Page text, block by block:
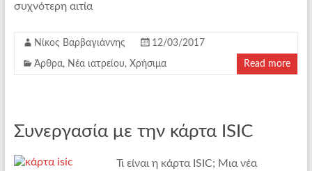
συχνότερη αιτία
Νίκος Βαρβαγιάννης 12/03/2017
Άρθρα, Νέα ιατρείου, Χρήσιμα Read more
Συνεργασία με την κάρτα ISIC
Τι είναι η κάρτα ISIC; Μια νέα